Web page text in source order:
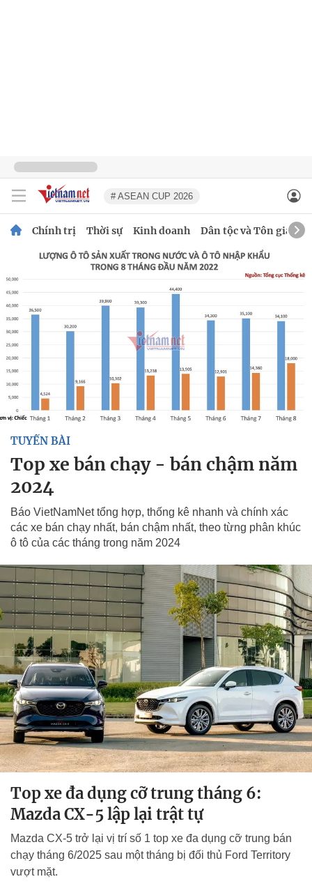
# ASEAN CUP 2026
Chính trị Thời sự Kinh doanh Dân tộc và Tôn giáo
TUYẾN BÀI
Top xe bán chạy - bán chậm năm
2024
Báo VietNamNet tổng hợp, thống kê nhanh và chính xác
các xe bán chạy nhất, bán chậm nhất, theo từng phân khúc
ô tô của các tháng trong năm 2024
Top xe đa dụng cỡ trung tháng 6:
Mazda CX-5 lập lại trật tự
Mazda CX-5 trở lại vị trí số 1 top xe đa dụng cỡ trung bán
chạy tháng 6/2025 sau một tháng bị đối thủ Ford Territory
vượt mặt.